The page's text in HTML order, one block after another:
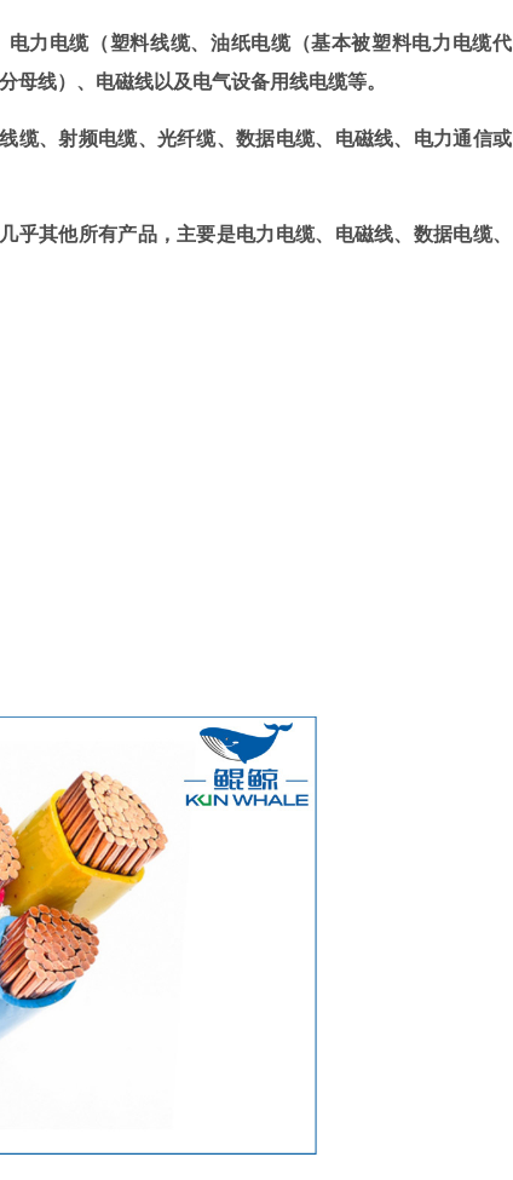
力电缆（塑料线缆、油纸电缆（基本被塑料电力电缆代
线）、电磁线以及电气设备用线电缆等。
缆、射频电缆、光纤缆、数据电缆、电磁线、电力通信或
乎其他所有产品，主要是电力电缆、电磁线、数据电缆、